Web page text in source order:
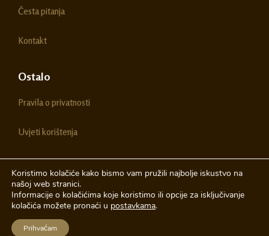
m
Česta pitanja
Kontakt
Ostalo
Pravila o privatnosti
Uvjeti korištenja
© 2026 Chestitke | Sva prava pridržava
Izrada web stranica A-Design
Koristimo kolačiće kako bismo vam pružili najbolje iskustvo na
našoj web stranici.
Informacije o kolačićima koje koristimo ili opcije za isključivanje
kolačića možete pronaći u postavkama.
Prihvaćam